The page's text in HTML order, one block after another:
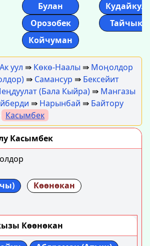
Булан
Кудайкул
Орозобек
Тайчык
Койчуман
Ак уул ⇛ Көкө-Наалы ⇛ Моңолдор
⇛ Самансур ⇛ Бексейит
(Бала Кыйра) ⇛ Мангазы
⇛ Нарынбай ⇛ Байтору
Касымбек
Касымбек
Көөнөкан
Көөнөкан